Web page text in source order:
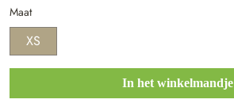
Maat
XS
In het winkelmandje